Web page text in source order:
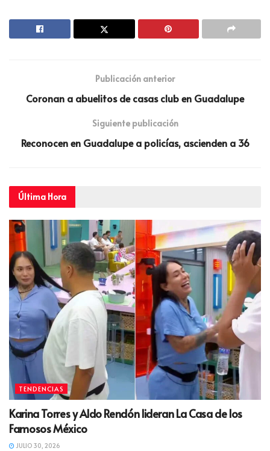
Publicación anterior
Coronan a abuelitos de casas club en Guadalupe
Siguiente publicación
Reconocen en Guadalupe a policías, ascienden a 36
Última Hora
TENDENCIAS
Karina Torres y Aldo Rendón lideran La Casa de los
Famosos México
JULIO 30, 2026